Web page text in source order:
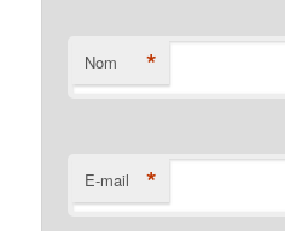
Nom *
E-mail *